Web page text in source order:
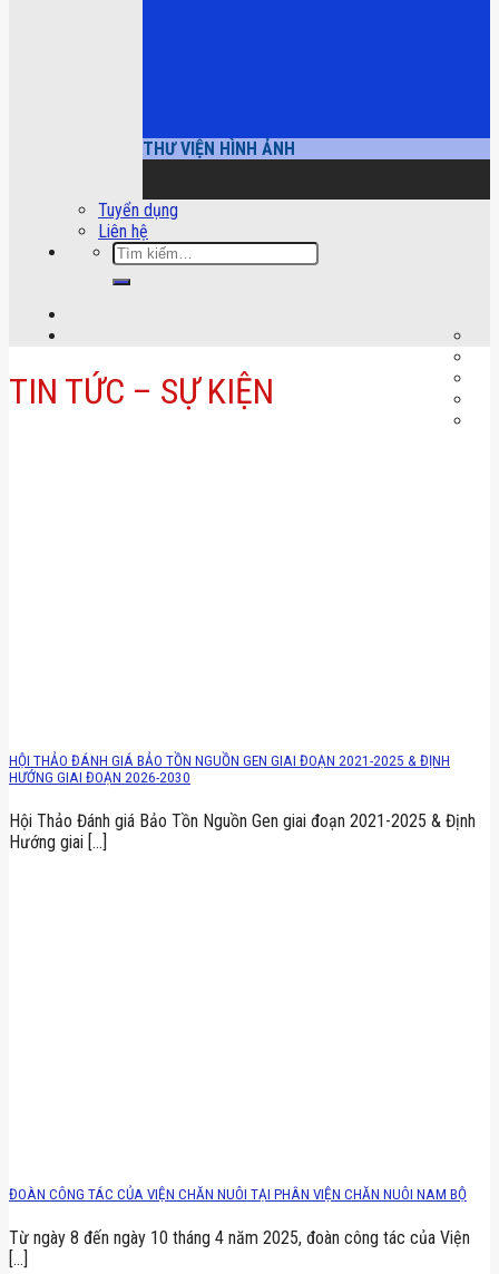
THƯ VIỆN HÌNH ẢNH
Tuyển dụng
Liên hệ
Tìm
kiếm:
TIN TỨC – SỰ KIỆN
HỘI THẢO ĐÁNH GIÁ BẢO TỒN NGUỒN GEN GIAI ĐOẠN 2021-2025 & ĐỊNH
HƯỚNG GIAI ĐOẠN 2026-2030
Hội Thảo Đánh giá Bảo Tồn Nguồn Gen giai đoạn 2021-2025 & Định
Hướng giai [...]
ĐOÀN CÔNG TÁC CỦA VIỆN CHĂN NUÔI TẠI PHÂN VIỆN CHĂN NUÔI NAM BỘ
Từ ngày 8 đến ngày 10 tháng 4 năm 2025, đoàn công tác của Viện
[...]